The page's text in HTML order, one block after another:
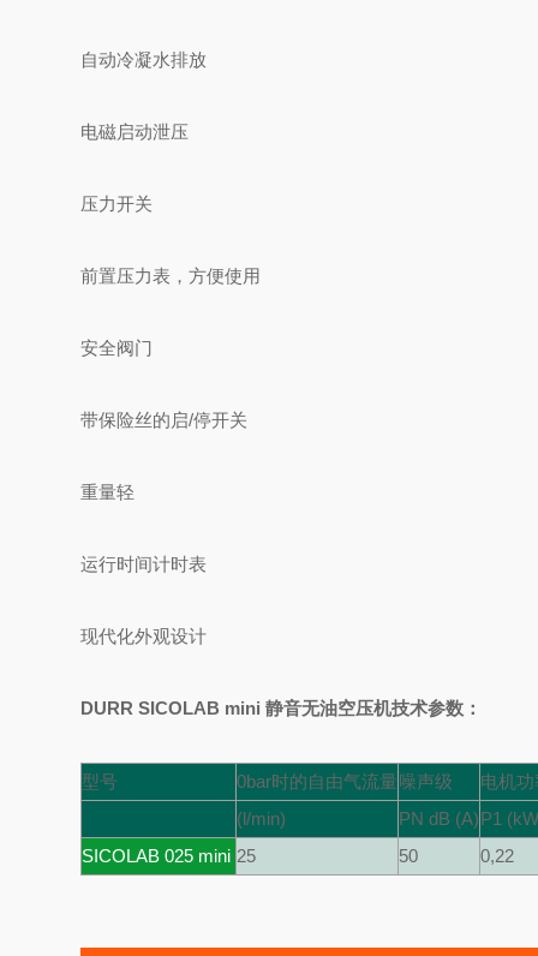
自动冷凝水排放
电磁启动泄压
压力开关
前置压力表，方便使用
安全阀门
带保险丝的启/停开关
重量轻
运行时间计时表
现代化外观设计
DURR SICOLAB mini 静音无油空压机技术参数：
型号 0bar时的自由气流量噪声级
电机
(l/min)
PN dB (A)P1
SICOLAB 025 mini 25 50 0,22